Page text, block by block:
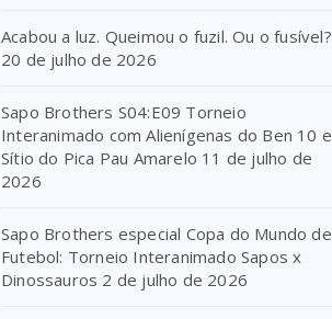
Acabou a luz. Queimou o fuzil. Ou o fusível?
20 de julho de 2026
Sapo Brothers S04:E09 Torneio
Interanimado com Alienígenas do Ben 10 e
Sítio do Pica Pau Amarelo 11 de julho de
2026
Sapo Brothers especial Copa do Mundo de
Futebol: Torneio Interanimado Sapos x
Dinossauros 2 de julho de 2026